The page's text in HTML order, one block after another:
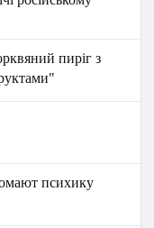
пиріг з
психику